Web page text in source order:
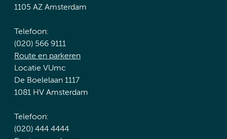
1105 AZ Amsterdam
Telefoon:
(020) 566 9111
Route en parkeren
Locatie VUmc
De Boelelaan 1117
1081 HV Amsterdam
Telefoon:
(020) 444 4444